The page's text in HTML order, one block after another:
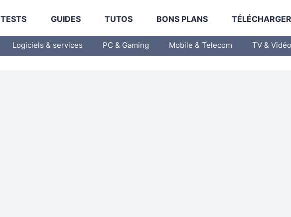
TESTS GUIDES TUTOS BONS PLANS
Logiciels & services PC & Gaming Mobile & Telecom TV & Vidéo